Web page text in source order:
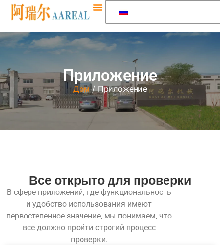
Приложение
Дом/ Приложение
Все открыто для проверки
В сфере приложений, где функциональность
и удобство использования имеют
первостепенное значение, мы понимаем, что
все должно пройти строгий процесс
проверки.